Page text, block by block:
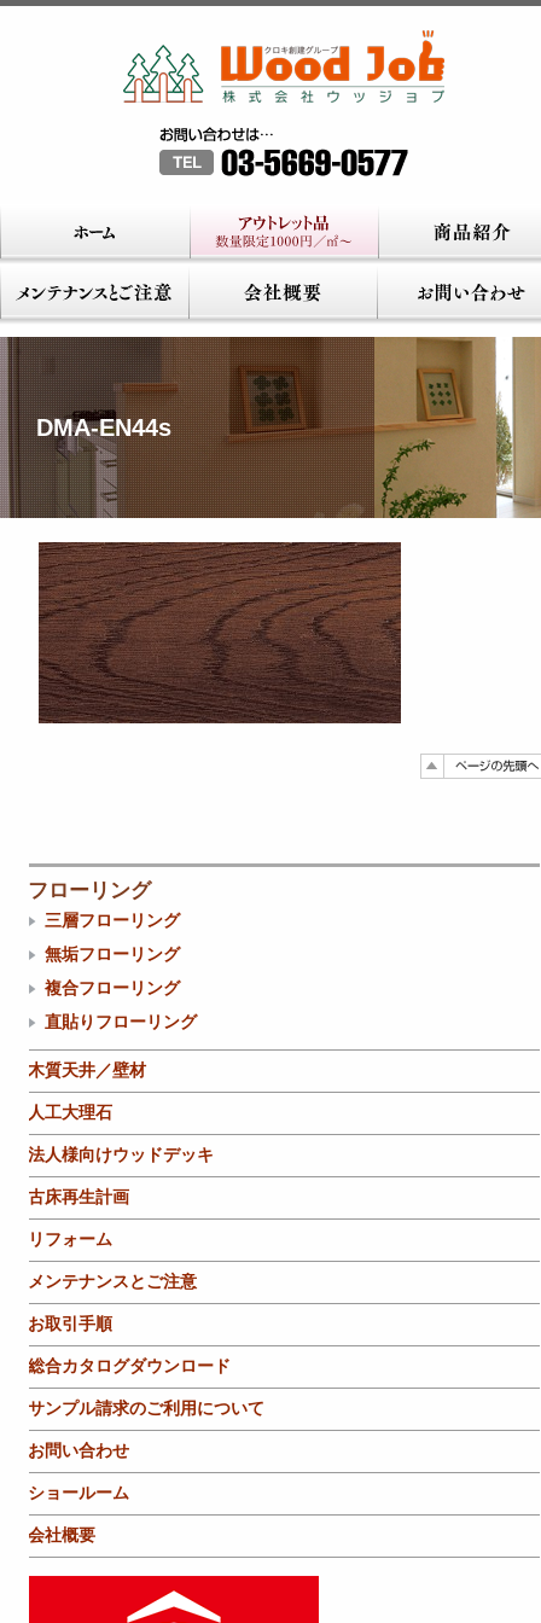
DMA-EN44s
フローリング
三層フローリング
無垢フローリング
複合フローリング
直貼りフローリング
木質天井／壁材
人工大理石
法人様向けウッドデッキ
古床再生計画
リフォーム
メンテナンスとご注意
お取引手順
総合カタログダウンロード
サンプル請求のご利用について
お問い合わせ
ショールーム
会社概要